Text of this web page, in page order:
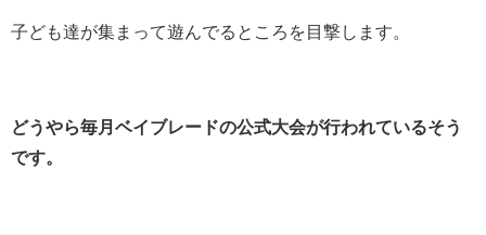
子ども達が集まって遊んでるところを目撃します。
どうやら毎月ベイブレードの公式大会が行われているそう
です。